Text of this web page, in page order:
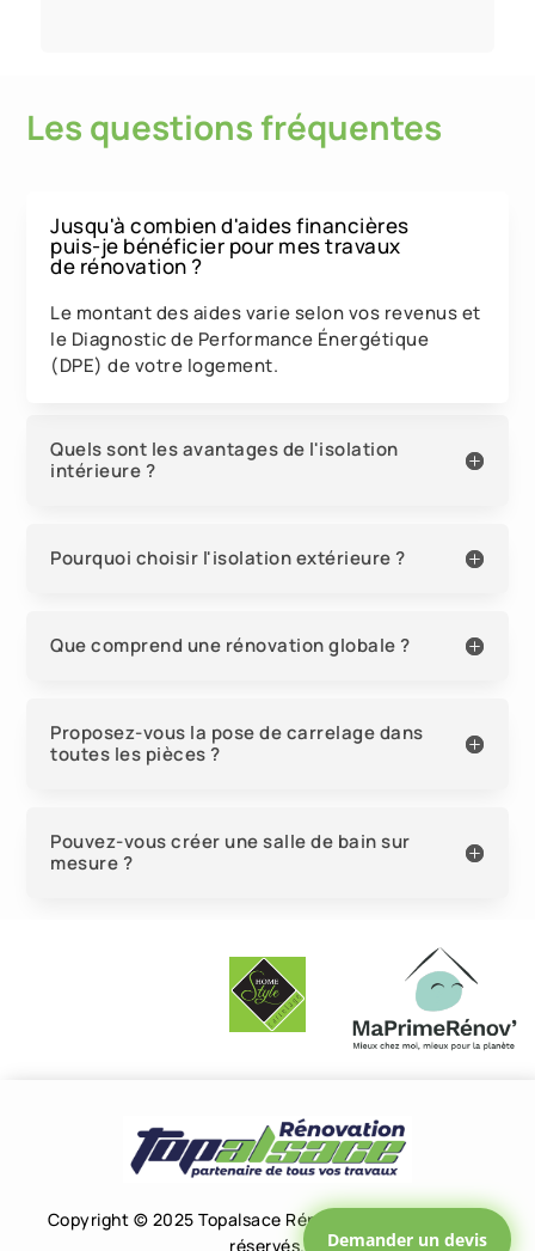
Les questions fréquentes
Jusqu'à combien d'aides financières
puis-je bénéficier pour mes travaux
de rénovation ?
Le montant des aides varie selon vos revenus et
le Diagnostic de Performance Énergétique
(DPE) de votre logement.
Quels sont les avantages de l'isolation
intérieure ?
Pourquoi choisir l'isolation extérieure ?
Que comprend une rénovation globale ?
Proposez-vous la pose de carrelage dans
toutes les pièces ?
Pouvez-vous créer une salle de bain sur
mesure ?
Copyright © 2025 Topalsace Rénovation – Tous droits
réservés.
Demander un devis